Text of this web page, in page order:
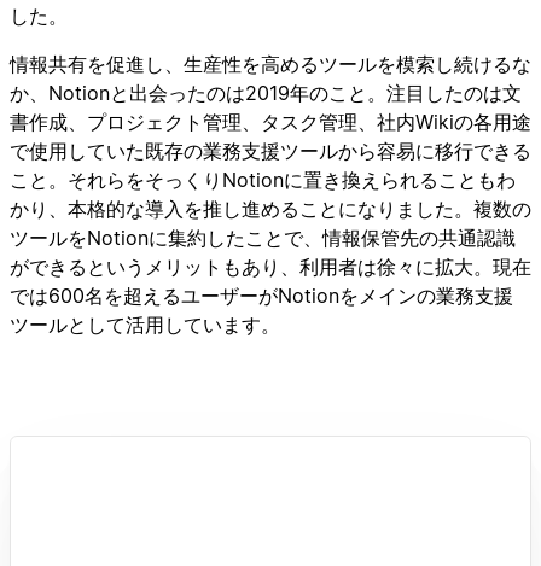
した。
情報共有を促進し、生産性を高めるツールを模索し続けるな
か、Notionと出会ったのは2019年のこと。注目したのは文
書作成、プロジェクト管理、タスク管理、社内Wikiの各用途
で使用していた既存の業務支援ツールから容易に移行できる
こと。それらをそっくりNotionに置き換えられることもわ
かり、本格的な導入を推し進めることになりました。複数の
ツールをNotionに集約したことで、情報保管先の共通認識
ができるというメリットもあり、利用者は徐々に拡大。現在
では600名を超えるユーザーがNotionをメインの業務支援
ツールとして活用しています。